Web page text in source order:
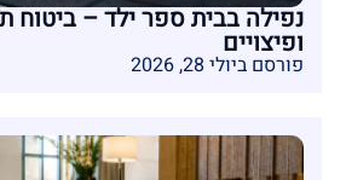
נפילה בבית ספר ילד – ביטוח
ופיצויים
פורסם ביולי 28, 2026